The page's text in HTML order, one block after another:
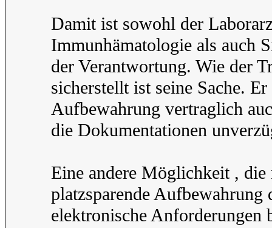
Damit ist sowohl der
Immunhämatologie als auch
der Verantwortung. Wie der
sicherstellt ist seine Sache.
Aufbewahrung vertraglich
die Dokumentationen
Eine andere Möglichkeit ,
platzsparende
elektronische Anforderungen